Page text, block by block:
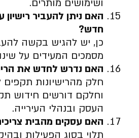
ושימושים מותרים.
האם ניתן להעביר
חדש?
כן, יש להגיש בקשה
מסמכים המעידים על
האם נדרש לחדש את
חלק מהרישיונות תקפים
וחלקם דורשים חידוש
העסק ובנהלי העירייה.
האם עסקים מהבית
תלוי בסוג הפעילות